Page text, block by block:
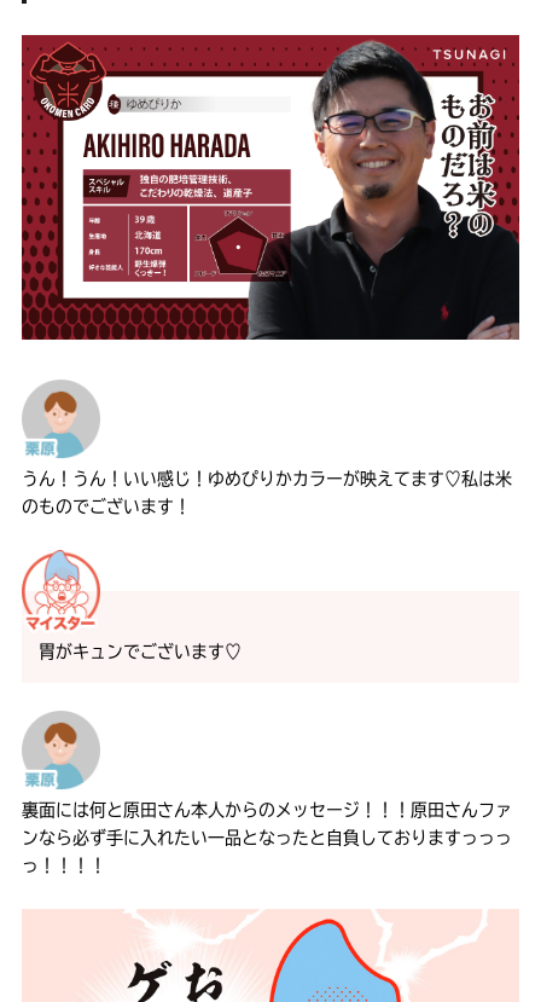
うん！うん！いい感じ！ゆめぴりかカラーが映えてます♡私は米
のものでございます！
胃がキュンでございます♡
裏面には何と原田さん本人からのメッセージ！！！原田さんファ
ンなら必ず手に入れたい一品となったと自負しておりますっっっ
っ！！！！